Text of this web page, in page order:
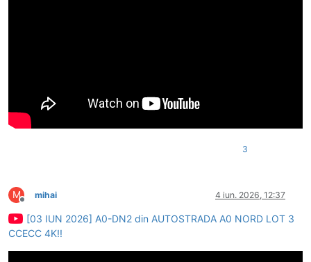
3
M
Deconectat
mihai 4 iun. 2026, 12:37
[03 IUN 2026] A0-DN2 din AUTOSTRADA A0 NORD LOT 3
CCECC 4K!!